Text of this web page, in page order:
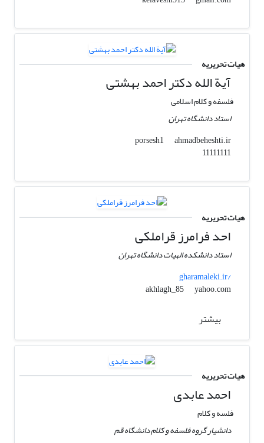
هیات تحریریه
آیة الله دکتر احمد بهشتی
فلسفه و کلام اسلامی
استاد دانشگاه تهران
porsesh1
ahmadbeheshti.ir
هیات تحریریه
احد فرامرز قراملکی
استاد دانشکده الهیات دانشگاه تهران
gharamaleki.ir/
akhlagh_85
yahoo.com
بیشتر
هیات تحریریه
احمد عابدی
فلسه و کلام
دانشیار گروه فلسفه و کلام دانشگاه قم